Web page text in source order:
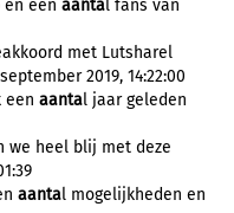
een aantal fans van
met Lutsharel
2019, 14:22:00
een aantal jaar geleden
we heel blij met deze
aantal mogelijkheden en